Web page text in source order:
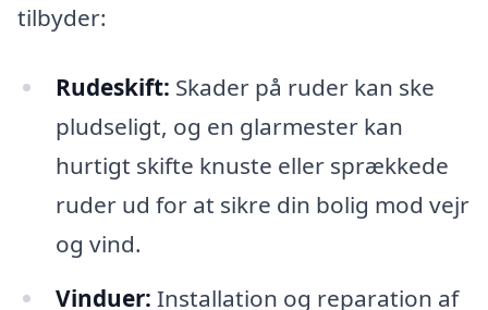
tilbyder:
Rudeskift: Skader på ruder kan ske
pludseligt, og en glarmester kan
hurtigt skifte knuste eller sprækkede
ruder ud for at sikre din bolig mod vejr
og vind.
Vinduer: Installation og reparation af